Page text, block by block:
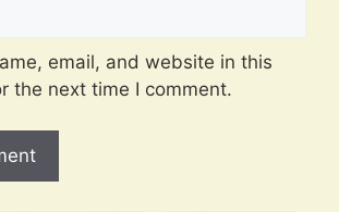
email, and website in this
the next time I comment.